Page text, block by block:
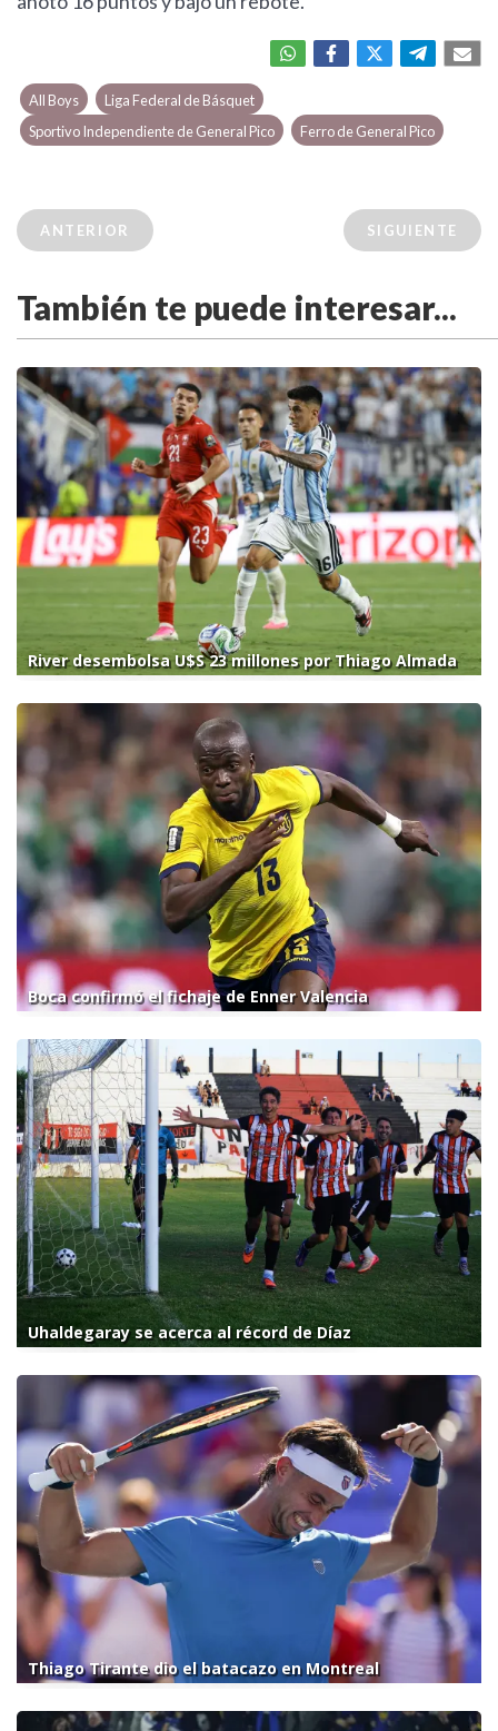
All Boys
Liga Federal de Básquet
Sportivo Independiente de General Pico
Ferro de General Pico
ANTERIOR SIGUIENTE
También te puede interesar...
River desembolsa U$S 23 millones por Thiago Almada
Boca confirmó el fichaje de Enner Valencia
Uhaldegaray se acerca al récord de Díaz
Thiago Tirante dio el batacazo en Montreal